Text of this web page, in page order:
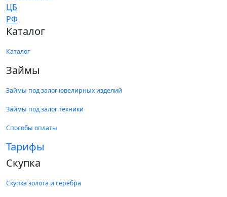
Каталог
Каталог
Займы
Займы под залог ювелирных изделий
Займы под залог техники
Способы оплаты
Тарифы
Скупка
Скупка золота и серебра